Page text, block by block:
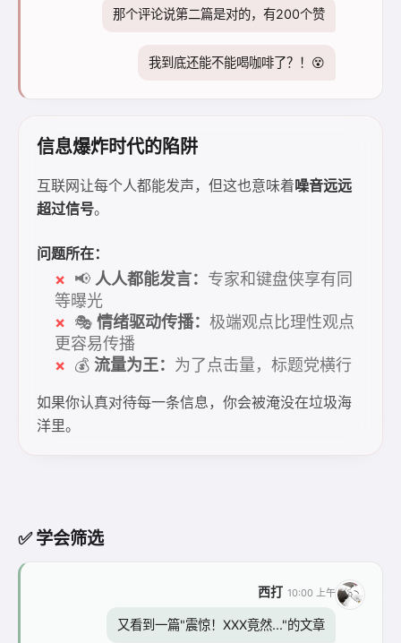
那个评论说第二篇是对的，有200个赞
我到底还能不能喝咖啡了？！😵
信息爆炸时代的陷阱
互联网让每个人都能发声，但这也意味着噪音远远
超过信号。
问题所在：
📢 人人都能发言： 专家和键盘侠享有同
等曝光
🎭 情绪驱动传播： 极端观点比理性观点
更容易传播
💰 流量为王： 为了点击量，标题党横行
如果你认真对待每一条信息，你会被淹没在垃圾海
洋里。
✅ 学会筛选
西打 10:00 上午
又看到一篇"震惊！XXX竟然..."的文章